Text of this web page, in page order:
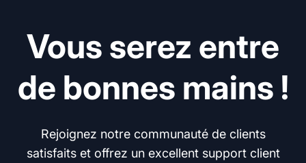
Vous serez entre
de bonnes mains !
Rejoignez notre communauté de clients
satisfaits et offrez un excellent support client